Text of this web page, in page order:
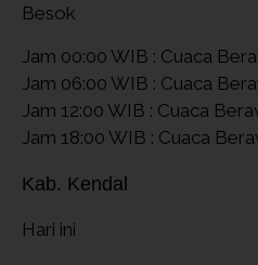
Besok
Jam 00:00 WIB : Cuaca
Jam 06:00 WIB : Cuaca
Jam 12:00 WIB : Cuaca
Jam 18:00 WIB : Cuaca
Kab. Kendal
Hari ini